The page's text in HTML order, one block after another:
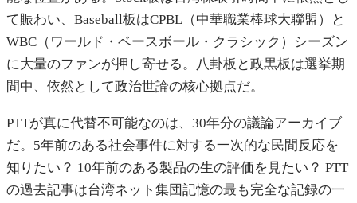
て賑わい、Baseball板はCPBL（中華職業棒球大聯盟）と
WBC（ワールド・ベースボール・クラシック）シーズン
に大量のファンが押し寄せる。八卦板と政黒板は選挙期
間中、依然として政治世論の核心拠点だ。
PTTが真に代替不可能なのは、30年分の議論アーカイブ
だ。5年前のある社会事件に対する一次的な民間反応を
知りたい？ 10年前のある製品の生の評価を見たい？ PTT
の過去記事は台湾ネット集団記憶の最も完全な記録の一